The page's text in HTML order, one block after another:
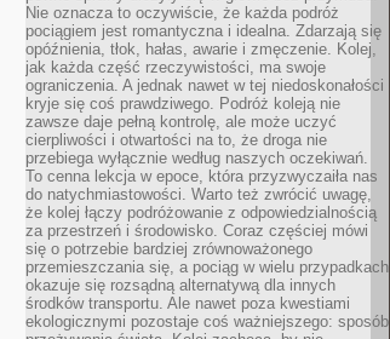
Nie oznacza to oczywiście, że każda podróż
pociągiem jest romantyczna i idealna. Zdarzają się
opóźnienia, tłok, hałas, awarie i zmęczenie. Kolej,
jak każda część rzeczywistości, ma swoje
ograniczenia. A jednak nawet w tej niedoskonałości
kryje się coś prawdziwego. Podróż koleją nie
zawsze daje pełną kontrolę, ale może uczyć
cierpliwości i otwartości na to, że droga nie
przebiega wyłącznie według naszych oczekiwań.
To cenna lekcja w epoce, która przyzwyczaiła nas
do natychmiastowości. Warto też zwrócić uwagę,
że kolej łączy podróżowanie z odpowiedzialnością
za przestrzeń i środowisko. Coraz częściej mówi
się o potrzebie bardziej zrównoważonego
przemieszczania się, a pociąg w wielu przypadkach
okazuje się rozsądną alternatywą dla innych
środków transportu. Ale nawet poza kwestiami
ekologicznymi pozostaje coś ważniejszego: sposób